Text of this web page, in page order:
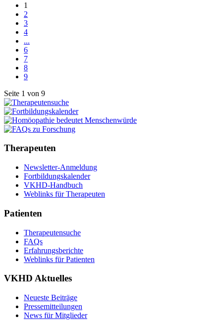
1
2
3
4
...
6
7
8
9
Seite 1 von 9
Therapeuten
Newsletter-Anmeldung
Fortbildungskalender
VKHD-Handbuch
Weblinks für Therapeuten
Patienten
Therapeutensuche
FAQs
Erfahrungsberichte
Weblinks für Patienten
VKHD Aktuelles
Neueste Beiträge
Pressemitteilungen
News für Mitglieder